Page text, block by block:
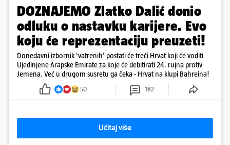
DOZNAJEMO Zlatko Dalić donio
odluku o nastavku karijere. Evo
koju će reprezentaciju preuzeti!
Donedavni izbornik 'vatrenih' postati će treći Hrvat koji će voditi
Ujedinjene Arapske Emirate za koje će debitirati 24. rujna protiv
Jemena. Već u drugom susretu ga čeka - Hrvat na klupi Bahreina!
50 182
Učitaj više